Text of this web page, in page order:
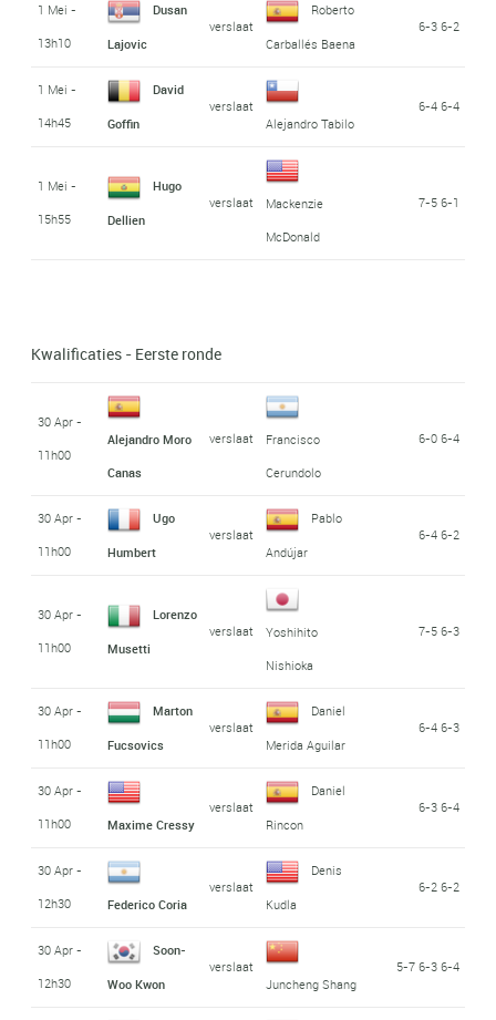
1 Mei -
13h10
Dusan
Lajovic
verslaat
Roberto
Carballés Baena
6-3 6-2
1 Mei -
14h45
David
Goffin
verslaat
Alejandro Tabilo
6-4 6-4
1 Mei -
15h55
Hugo
Dellien
verslaat
Mackenzie
McDonald
7-5 6-1
Kwalificaties - Eerste ronde
30 Apr -
11h00
Alejandro Moro
Canas
verslaat
Francisco
Cerundolo
6-0 6-4
30 Apr -
11h00
Ugo
Humbert
verslaat
Pablo
Andújar
6-4 6-2
30 Apr -
11h00
Lorenzo
Musetti
verslaat
Yoshihito
Nishioka
7-5 6-3
30 Apr -
11h00
Marton
Fucsovics
verslaat
Daniel
Merida Aguilar
6-4 6-3
30 Apr -
11h00
Maxime Cressy
verslaat
Daniel
Rincon
6-3 6-4
30 Apr -
12h30
Federico Coria
verslaat
Denis
Kudla
6-2 6-2
30 Apr -
12h30
Soon-
Woo Kwon
verslaat
Juncheng Shang
5-7 6-3 6-4